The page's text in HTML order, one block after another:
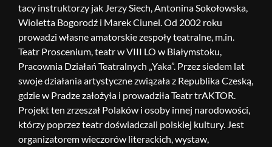
tacy instruktorzy jak Jerzy Siech, Antonina Sokołowska,
Wioletta Bogorodź i Marek Ciunel. Od 2002 roku
prowadzi własne amatorskie zespoły teatralne, m.in.
Teatr Proscenium, teatr w VIII LO w Białymstoku,
Pracownia Działań Teatralnych „Yaka”. Przez siedem lat
swoje działania artystyczne związała z Republika Czeską,
gdzie w Pradze założyła i prowadziła Teatr trAKTOR.
Projekt ten zrzeszał Polaków i osoby innej narodowości,
którzy poprzez teatr doświadczali polskiej kultury. Jest
organizatorem wieczorów literackich, wystaw,